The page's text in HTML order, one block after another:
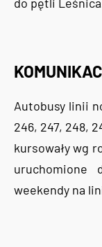
do pętli
Autobusy linii
246, 247, 248,
kursowały wg
uruchomione
weekendy na